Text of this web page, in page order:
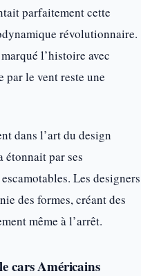
parfaitement cette
révolutionnaire.
l’histoire avec
par le vent reste une
dans l’art du design
par ses
Les designers
des formes, créant des
même à l’arrêt.
cars Américains